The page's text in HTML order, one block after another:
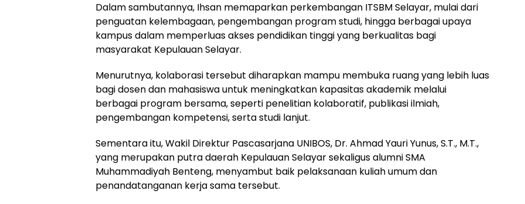
Dalam sambutannya, Ihsan memaparkan perkembangan ITSBM Selayar, mulai dari
penguatan kelembagaan, pengembangan program studi, hingga berbagai upaya
kampus dalam memperluas akses pendidikan tinggi yang berkualitas bagi
masyarakat Kepulauan Selayar.
Menurutnya, kolaborasi tersebut diharapkan mampu membuka ruang yang lebih luas
bagi dosen dan mahasiswa untuk meningkatkan kapasitas akademik melalui
berbagai program bersama, seperti penelitian kolaboratif, publikasi ilmiah,
pengembangan kompetensi, serta studi lanjut.
Sementara itu, Wakil Direktur Pascasarjana UNIBOS, Dr. Ahmad Yauri Yunus, S.T., M.T.,
yang merupakan putra daerah Kepulauan Selayar sekaligus alumni SMA
Muhammadiyah Benteng, menyambut baik pelaksanaan kuliah umum dan
penandatanganan kerja sama tersebut.